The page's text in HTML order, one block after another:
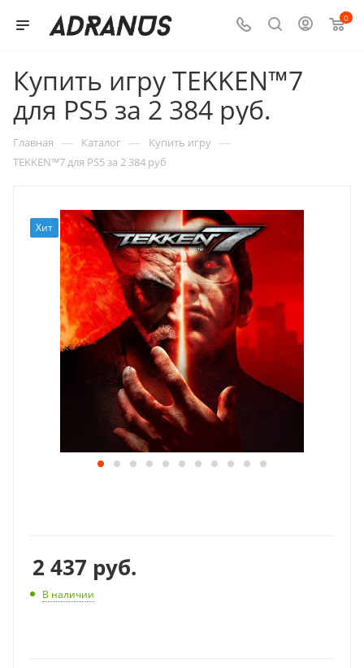
0
Купить игру TEKKEN™7
для PS5 за 2 384 руб.
Главная — Каталог — Купить игру —
TEKKEN™7 для PS5 за 2 384 руб
Хит
2 437 руб.
В наличии